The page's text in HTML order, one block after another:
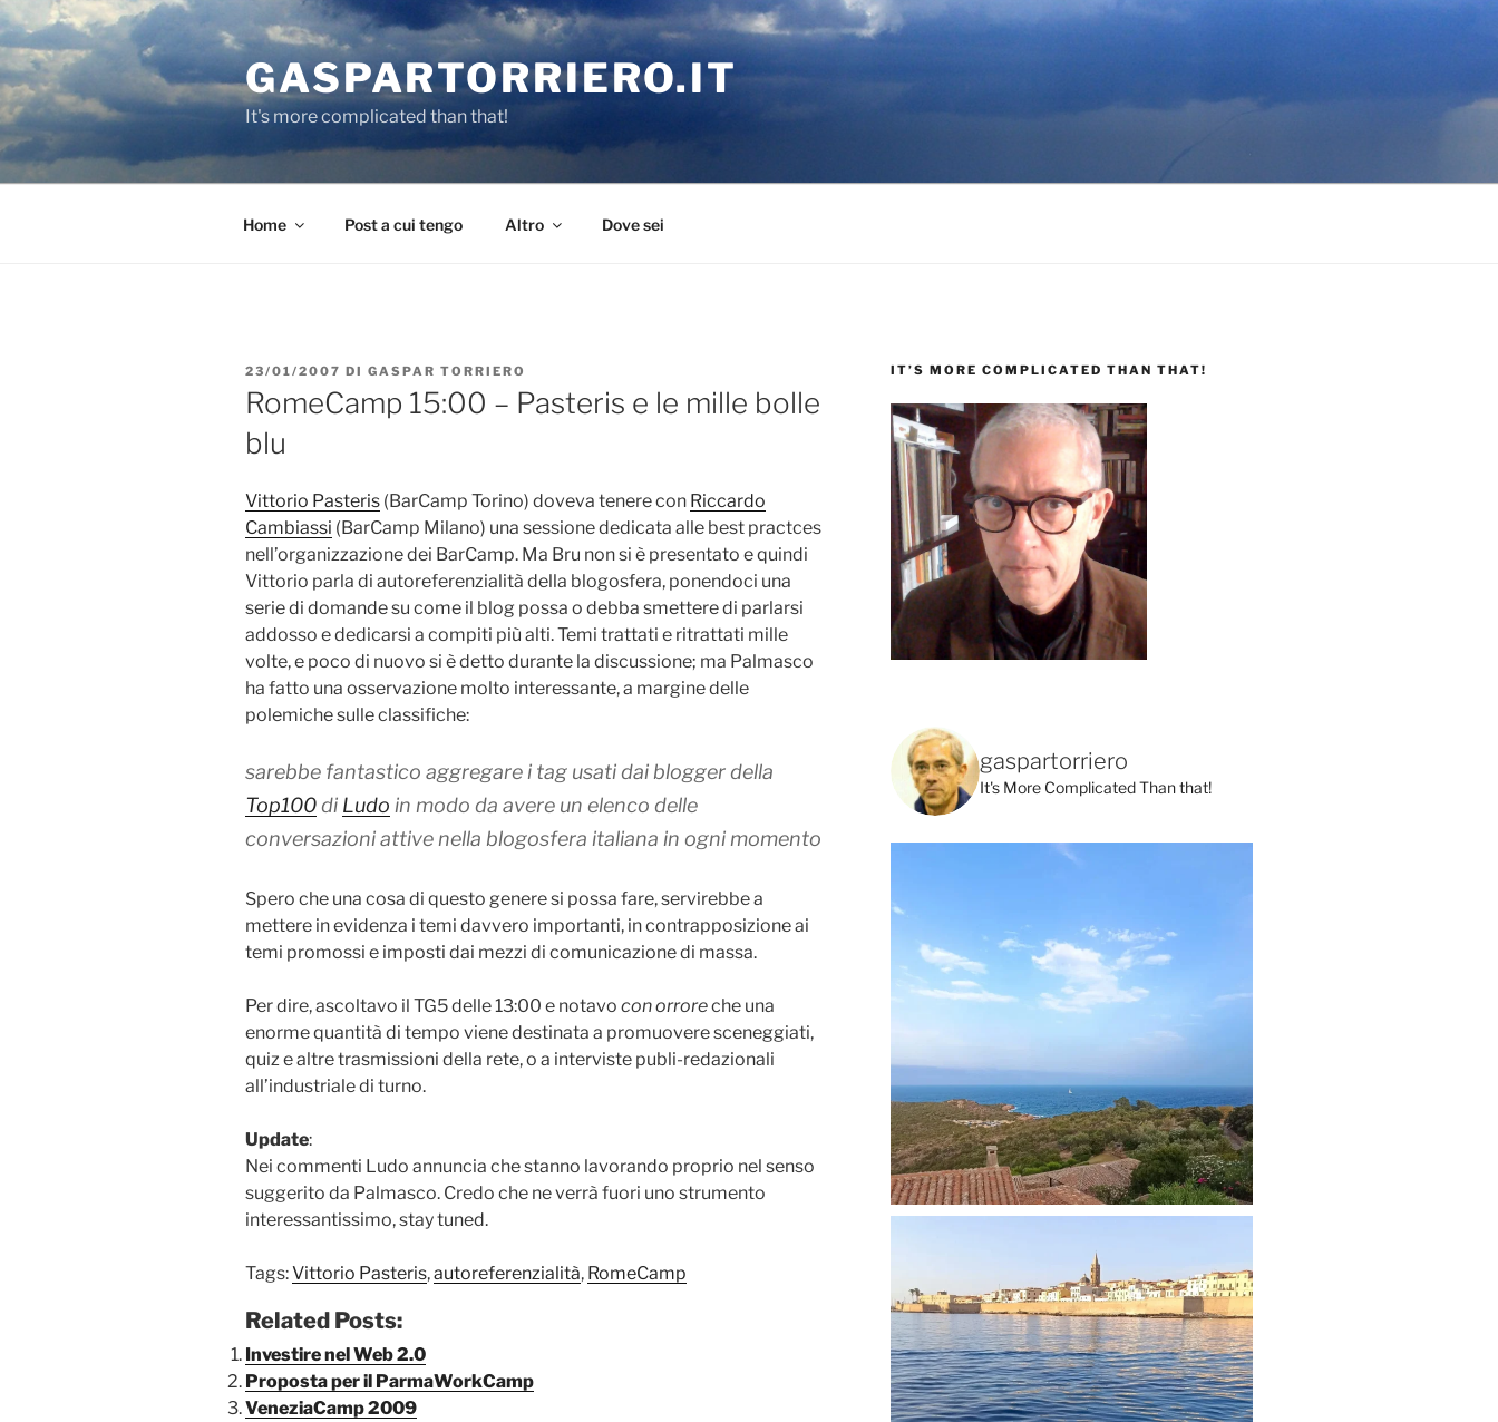
Salta
al
contenuto
GASPARTORRIERO.IT
It's more complicated than that!
Home Post a cui tengo Altro Dove sei
PUBBLICATO
IL
23/01/2007 DI GASPAR TORRIERO
RomeCamp 15:00 – Pasteris e le mille bolle
blu
Vittorio Pasteris (BarCamp Torino) doveva tenere con Riccardo
Cambiassi (BarCamp Milano) una sessione dedicata alle best practces
nell’organizzazione dei BarCamp. Ma Bru non si è presentato e quindi
Vittorio parla di autoreferenzialità della blogosfera, ponendoci una
serie di domande su come il blog possa o debba smettere di parlarsi
addosso e dedicarsi a compiti più alti. Temi trattati e ritrattati mille
volte, e poco di nuovo si è detto durante la discussione; ma Palmasco
ha fatto una osservazione molto interessante, a margine delle
polemiche sulle classifiche:
sarebbe fantastico aggregare i tag usati dai blogger della
Top100di Ludo in modo da avere un elenco delle
conversazioni attive nella blogosfera italiana in ogni momento
Spero che una cosa di questo genere si possa fare, servirebbe a
mettere in evidenza i temi davvero importanti, in contrapposizione ai
temi promossi e imposti dai mezzi di comunicazione di massa.
Per dire, ascoltavo il TG5 delle 13:00 e notavo con orroreche una
enorme quantità di tempo viene destinata a promuovere sceneggiati,
quiz e altre trasmissioni della rete, o a interviste publi-redazionali
all’industriale di turno.
Update:
Nei commenti Ludo annuncia che stanno lavorando proprio nel senso
suggerito da Palmasco. Credo che ne verrà fuori uno strumento
interessantissimo, stay tuned.
Tags:Vittorio Pasteris,autoreferenzialità, RomeCamp
Related Posts:
Investire nel Web 2.0
Proposta per il ParmaWorkCamp
VeneziaCamp 2009
IT’S MORE COMPLICATED THAN THAT!
gaspartorriero
It's More Complicated Than that!